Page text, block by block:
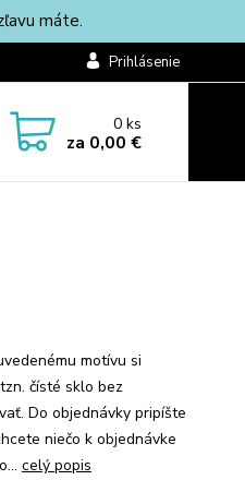
máte.
Prihlásenie
0ks
za 0,00 €
motívu si
čísté sklo bez
Do objednávky pripíšte
niečo k objednávke
celý popis